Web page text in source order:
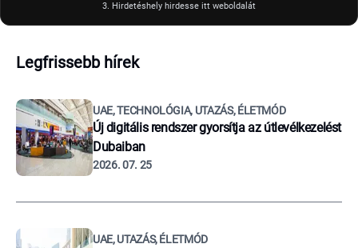
3. Hirdetéshely hirdesse itt weboldalát
Legfrissebb hírek
UAE, TECHNOLÓGIA, UTAZÁS, ÉLETMÓD
Új digitális rendszer gyorsítja az útlevélkezelést
Dubaiban
2026. 07. 25
UAE, UTAZÁS, ÉLETMÓD